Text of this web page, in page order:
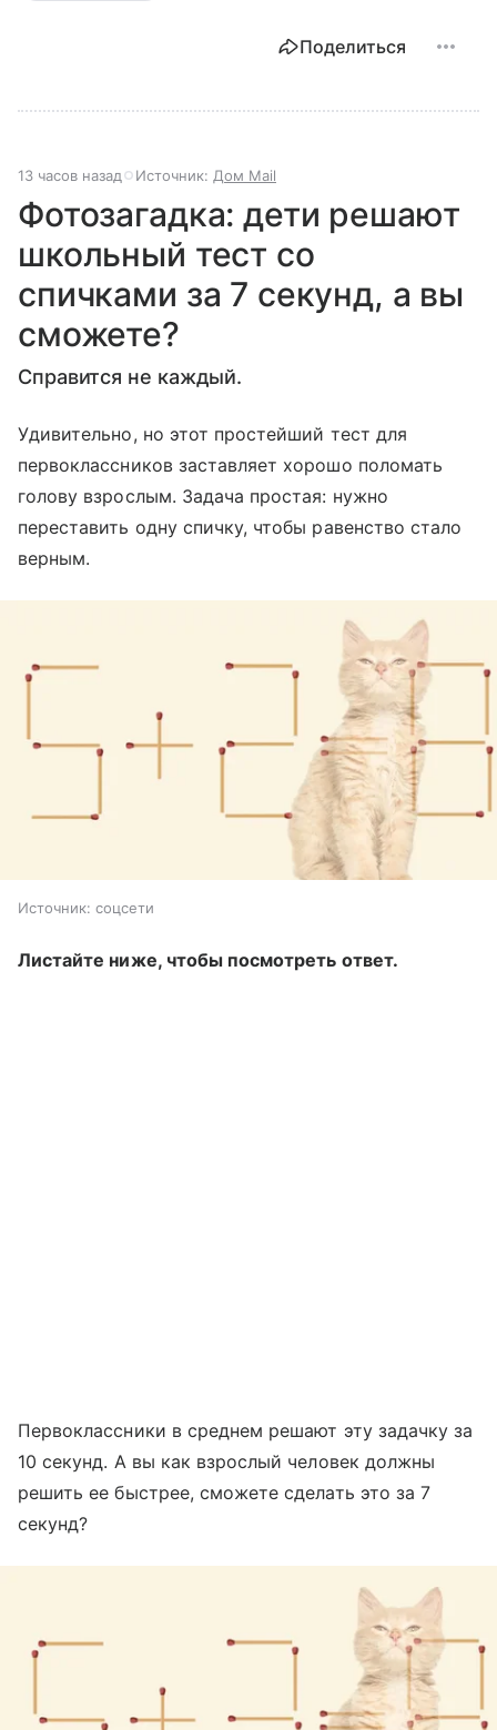
Поделиться
13 часов назад Источник: Дом Mail
Фотозагадка: дети решают
школьный тест со
спичками за 7 секунд, а вы
сможете?
Справится не каждый.
Удивительно, но этот простейший тест для
первоклассников заставляет хорошо поломать
голову взрослым. Задача простая: нужно
переставить одну спичку, чтобы равенство стало
верным.
Источник: соцсети
Листайте ниже, чтобы посмотреть ответ.
Первоклассники в среднем решают эту задачку за
10 секунд. А вы как взрослый человек должны
решить ее быстрее, сможете сделать это за 7
секунд?